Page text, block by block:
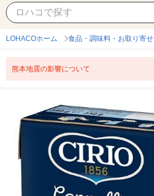
LOHACOホーム 食品・調味料・お取り寄せ
熊本地震の影響について